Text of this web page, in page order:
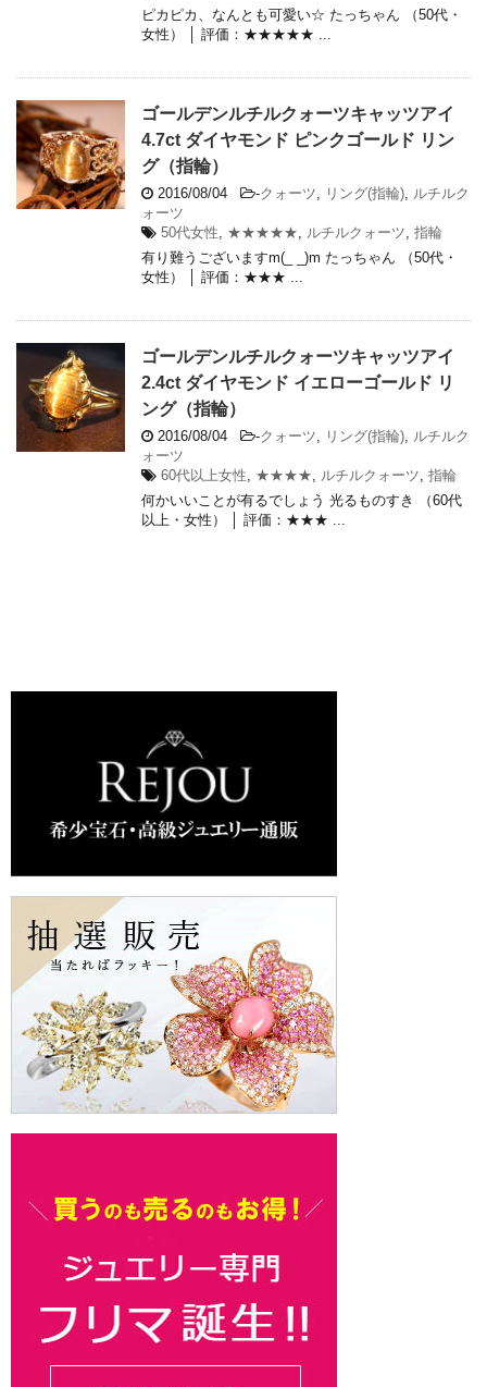
ピカピカ、なんとも可愛い☆ たっちゃん （50代・
女性） │ 評価：★★★★★ ...
ゴールデンルチルクォーツキャッツアイ
4.7ct ダイヤモンド ピンクゴールド リン
グ（指輪）
2016/08/04 -クォーツ, リング(指輪), ルチルク
ォーツ
50代女性, ★★★★★, ルチルクォーツ, 指輪
有り難うございますm(_ _)m たっちゃん （50代・
女性） │ 評価：★★★ ...
ゴールデンルチルクォーツキャッツアイ
2.4ct ダイヤモンド イエローゴールド リ
ング（指輪）
2016/08/04 -クォーツ, リング(指輪), ルチルク
ォーツ
60代以上女性, ★★★★, ルチルクォーツ, 指輪
何かいいことが有るでしょう 光るものすき （60代
以上・女性） │ 評価：★★★ ...